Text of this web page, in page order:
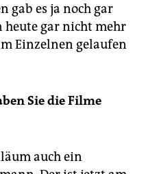
gab es ja noch gar
heute gar nicht mehr
Einzelnen gelaufen
Sie die Filme
auch ein